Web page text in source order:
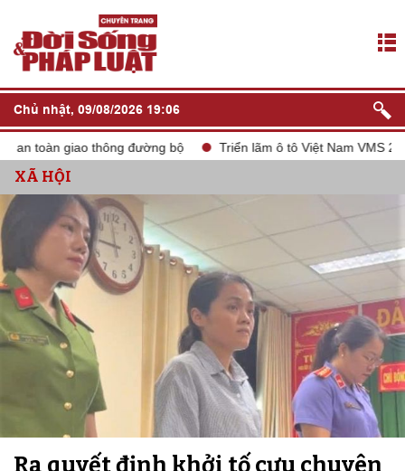
Chủ nhật, 09/08/2026 19:06
giao thông đường bộ Triển lãm ô tô Việt Nam VMS 2024
XÃ HỘI
Ra quyết định khởi tố cựu chuyên